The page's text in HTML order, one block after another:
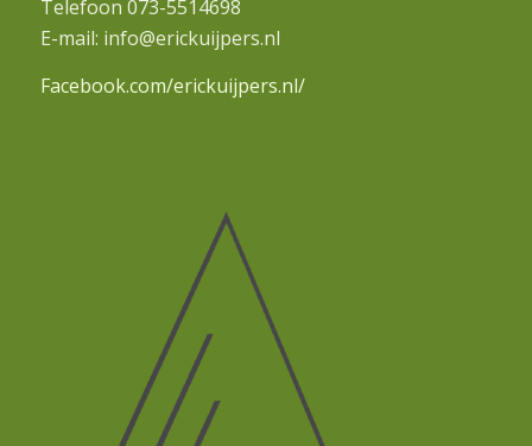
Telefoon 073-5514698
E-mail: info@erickuijpers.nl
Facebook.com/erickuijpers.nl/